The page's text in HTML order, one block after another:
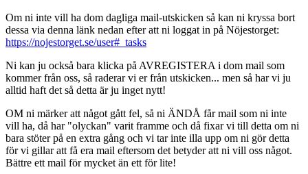
Om ni inte vill ha dom dagliga mail-utskicken så kan ni kryssa bort
dessa via denna länk nedan efter att ni loggat in på Nöjestorget:
https://nojestorget.se/user#_tasks
Ni kan ju också bara klicka på AVREGISTERA i dom mail som
kommer från oss, så raderar vi er från utskicken... men så har vi ju
alltid haft det så detta är ju inget nytt!
OM ni märker att något gått fel, så ni ÄNDÅ får mail som ni inte
vill ha, då har "olyckan" varit framme och då fixar vi till detta om ni
bara stöter på en extra gång och vi tar inte illa upp om ni gör detta
för vi gillar att få era mail eftersom det betyder att ni vill oss något.
Bättre ett mail för mycket än ett för lite!